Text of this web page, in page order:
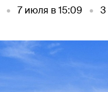
7 июля в 15:09 3